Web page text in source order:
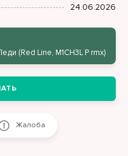
24.06.2026
(Red Line, M1CH3L P rmx)
Жалоба